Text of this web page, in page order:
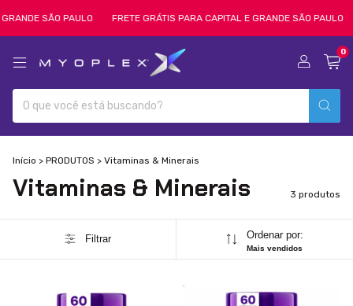
SÃO PAULO FRETE GRÁTIS PARA CAPITAL E GRANDE SÃO PAULO
0
Início > PRODUTOS > Vitaminas & Minerais
Vitaminas & Minerais 3 produtos
Filtrar Ordenar por:
Mais vendidos